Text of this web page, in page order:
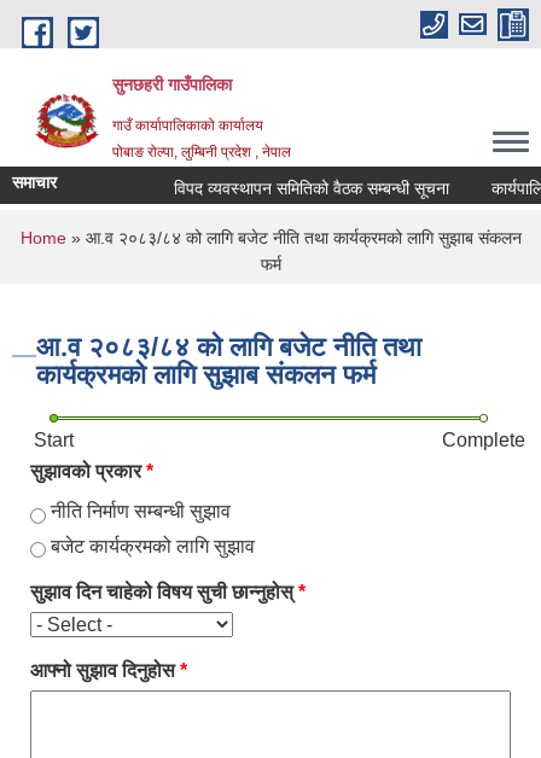
Skip to main content
सुनछहरी गाउँपालिका
गाउँ कार्यापालिकाको कार्यालय
पोबाङ रोल्पा, लुम्बिनी प्रदेश , नेपाल
समाचार विपद व्यवस्थापन समितिको वैठक सम्बन्धी सूचना
You are here
Home» आ.व २०८३/८४ को लागि बजेट नीति तथा कार्यक्रमको लागि सुझाब संकलन
फर्म
आ.व २०८३/८४ को लागि बजेट नीति तथा
कार्यक्रमको लागि सुझाब संकलन फर्म
Start
Complete
सुझावको प्रकार*
नीति निर्माण सम्बन्धी सुझाव
बजेट कार्यक्रमको लागि सुझाव
सुझाव दिन चाहेको विषय सुची छान्नुहोस्*
आफ्नो सुझाव दिनुहोस*